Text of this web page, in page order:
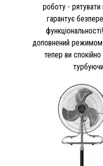
роботу - рятувати
гарантує
доповнений
тепер ви